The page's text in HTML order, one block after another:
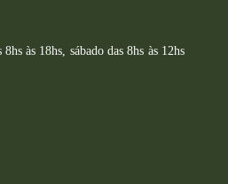
às 18hs, sábado das 8hs às 12hs